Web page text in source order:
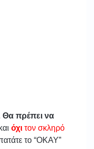
Θα πρέπει να
όχι τον σκληρό
το “ΟΚΑΥ”